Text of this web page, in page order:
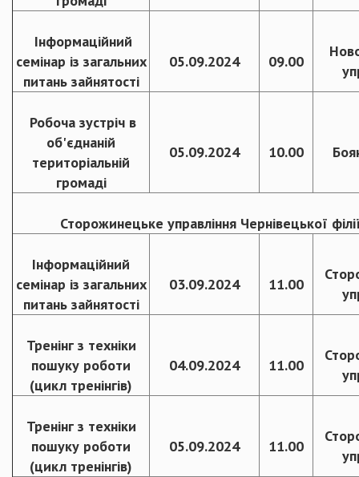
Інформаційний
семінар із загальних
питань зайнятості
05.09.2024 09.00
Робоча зустріч в
об'єднаній
територіальній
громаді
05.09.2024 10.00
Сторожинецьке управління Чернівецької
Інформаційний
семінар із загальних
питань зайнятості
03.09.2024 11.00
Тренінг з техніки
пошуку роботи
(цикл тренінгів)
04.09.2024 11.00
Тренінг з техніки
пошуку роботи
(цикл тренінгів)
05.09.2024 11.00